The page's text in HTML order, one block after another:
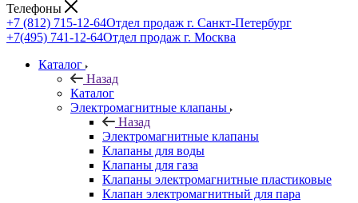
Телефоны
+7 (812) 715-12-64Отдел продаж г. Санкт-Петербург
+7(495) 741-12-64Отдел продаж г. Москва
Каталог
Назад
Каталог
Электромагнитные клапаны
Назад
Электромагнитные клапаны
Клапаны для воды
Клапаны для газа
Клапаны электромагнитные пластиковые
Клапан электромагнитный для пара